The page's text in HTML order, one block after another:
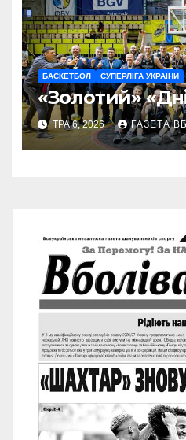
БАСКЕТБОЛ СУПЕРЛІГА УКРАЇНИ
«Золотий»
ТРА 6, 2026 ГАЗЕТА